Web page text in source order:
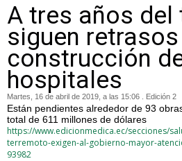
A tres años del
siguen
construcción
hospitales
Martes, 16 de abril de 2019, a las 15:06 . Edición 2
Están pendientes alrededor de 93
total de 611 millones de dólares
https://www.edicionmedica.ec/secciones/
terremoto-exigen-al-gobierno-mayor-
93982